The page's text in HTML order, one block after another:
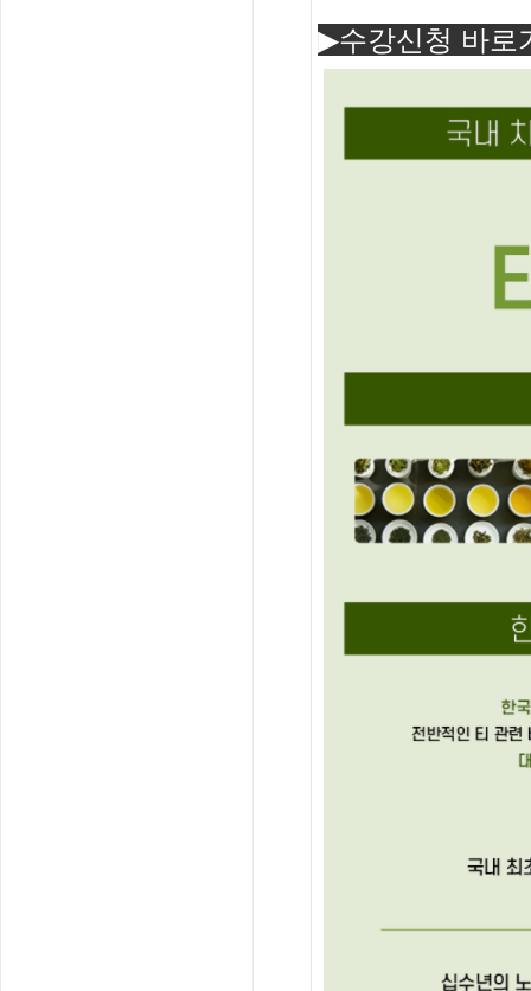
▶수강신청 바로